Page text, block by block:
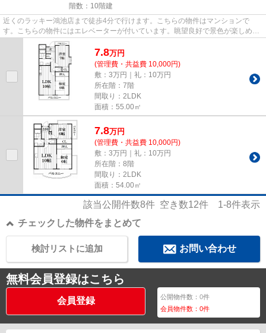
階数：10階建
近くのラッキー鴻池店まで徒歩4分で行けます。こちらの物件はマンションで
す。こちらの物件にはエレベーターが付いています。眺望良好で景色が楽しめま
す。住都エステートでは、片町線...
7.8万円
(管理費・共益費 10,000円)
敷：3万円｜礼：10万円
所在階：7階
間取り：2LDK
面積：55.00㎡
7.8万円
(管理費・共益費 10,000円)
敷：3万円｜礼：10万円
所在階：8階
間取り：2LDK
面積：54.00㎡
該当公開件数8件 空き数12件 1-8件表示
チェックした物件をまとめて
お問い合わせ
検討リストに追加
無料会員登録はこちら
会員登録 公開物件数：0件
会員物件数：0件